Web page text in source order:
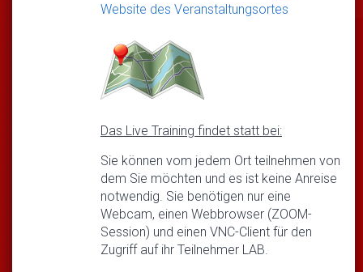
Website des Veranstaltungsortes
Das Live Training findet statt bei:
Sie können vom jedem Ort teilnehmen von
dem Sie möchten und es ist keine Anreise
notwendig. Sie benötigen nur eine
Webcam, einen Webbrowser (ZOOM-
Session) und einen VNC-Client für den
Zugriff auf ihr Teilnehmer LAB.